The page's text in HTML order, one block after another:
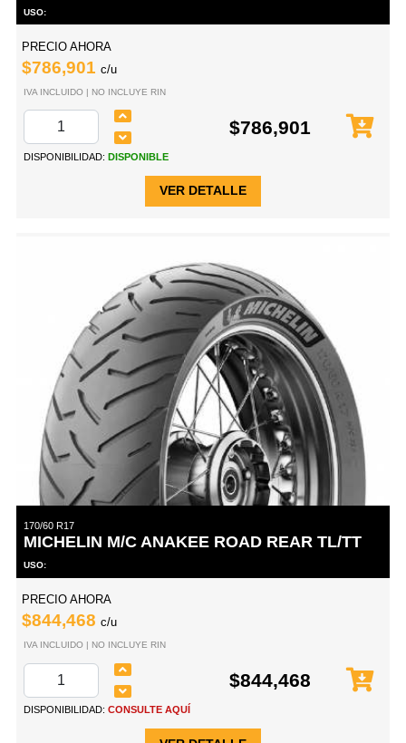
USO:
PRECIO AHORA
$786,901 c/u
IVA INCLUIDO | NO INCLUYE RIN
$786,901
DISPONIBILIDAD: DISPONIBLE
VER DETALLE
170/60 R17
MICHELIN M/C ANAKEE ROAD REAR TL/TT
USO:
PRECIO AHORA
$844,468 c/u
IVA INCLUIDO | NO INCLUYE RIN
$844,468
DISPONIBILIDAD: CONSULTE AQUÍ